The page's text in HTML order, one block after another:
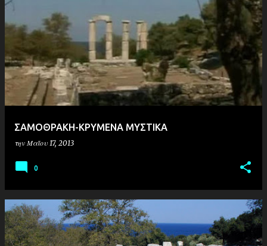
ΣΑΜΟΘΡΑΚΗ-ΚΡΥΜΕΝΑ ΜΥΣΤΙΚΑ
την Μαΐου 17, 2013
0